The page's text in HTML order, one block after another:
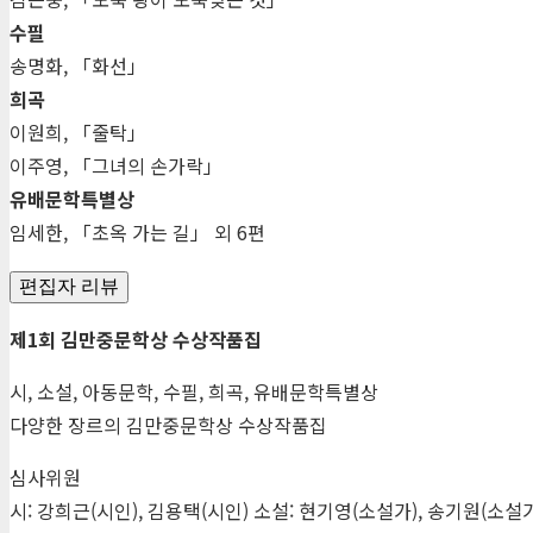
수필
송명화, 「화선」
희곡
이원희, 「줄탁」
이주영, 「그녀의 손가락」
유배문학특별상
임세한, 「초옥 가는 길」 외 6편
편집자 리뷰
제1회 김만중문학상 수상작품집
시, 소설, 아동문학, 수필, 희곡, 유배문학특별상
다양한 장르의 김만중문학상 수상작품집
심사위원
시: 강희근(시인), 김용택(시인) 소설: 현기영(소설가), 송기원(소설